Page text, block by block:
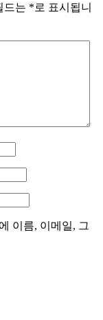
드는 *로 표시됩니
이름, 이메일, 그